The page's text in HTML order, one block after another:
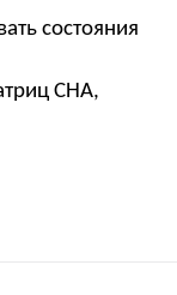
состояния
СНА,